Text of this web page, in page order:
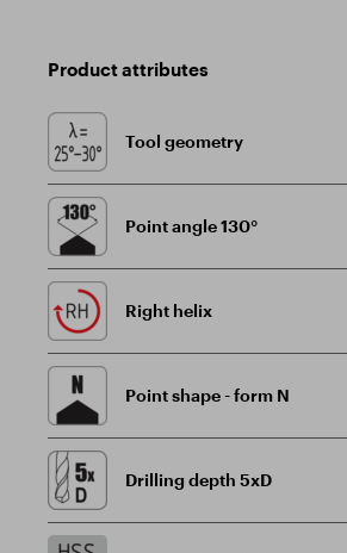
Product attributes
Tool geometry
Point angle 130°
Right helix
Point shape - form N
Drilling depth 5xD